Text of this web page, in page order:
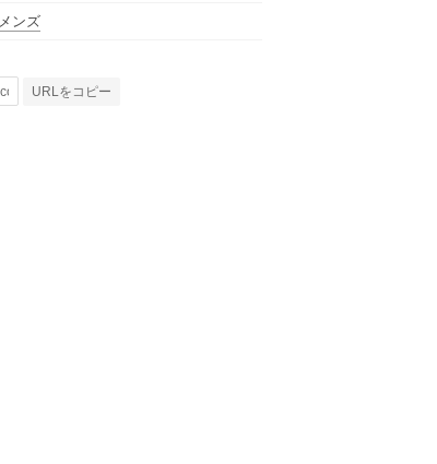
メンズ
URLをコピー